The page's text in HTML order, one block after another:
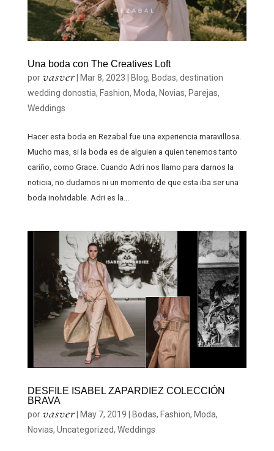
Una boda con The Creatives Loft
por vasver| Mar 8, 2023 Blog, Bodas, destination
wedding donostia, Fashion, Moda, Novias, Parejas,
Weddings
Hacer esta boda en Rezabal fue una experiencia maravillosa.
Mucho mas, si la boda es de alguien a quien tenemos tanto
cariño, como Grace. Cuando Adri nos llamo para darnos la
noticia, no dudamos ni un momento de que esta iba ser una
boda inolvidable. Adri es la...
DESFILE ISABEL ZAPARDIEZ COLECCIÓN
BRAVA
por vasver| May 7, 2019 Bodas, Fashion, Moda,
Novias, Uncategorized, Weddings